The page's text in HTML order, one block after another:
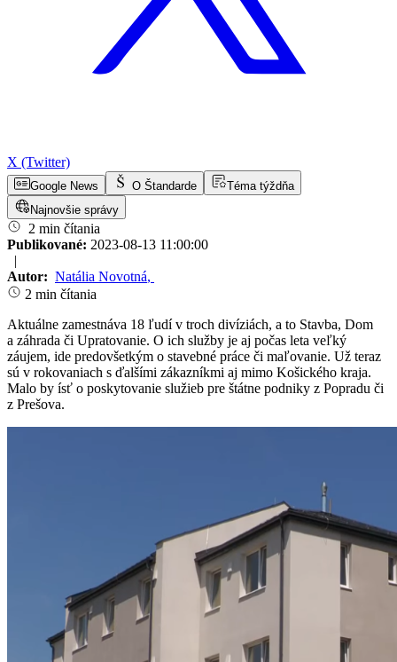
X (Twitter)
Google News O Štandarde
Téma týždňa
Najnovšie správy
2 min čítania
Publikované: 2023-08-13 11:00:00
|
Autor: Natália Novotná,
2 min čítania
Aktuálne zamestnáva 18 ľudí v troch divíziách, a to Stavba, Dom
a záhrada či Upratovanie. O ich služby je aj počas leta veľký
záujem, ide predovšetkým o stavebné práce či maľovanie. Už teraz
sú v rokovaniach s ďalšími zákazníkmi aj mimo Košického kraja.
Malo by ísť o poskytovanie služieb pre štátne podniky z Popradu či
z Prešova.